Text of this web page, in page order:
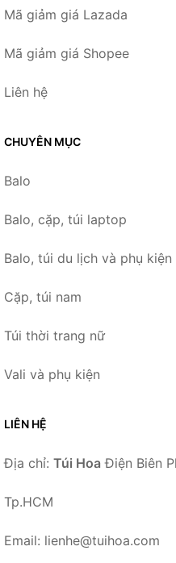
Mã giảm giá Lazada
Mã giảm giá Shopee
Liên hệ
CHUYÊN MỤC
Balo
Balo, cặp, túi laptop
Balo, túi du lịch và phụ kiện
Cặp, túi nam
Túi thời trang nữ
Vali và phụ kiện
LIÊN HỆ
Địa chỉ: Túi Hoa Điện Biên
Tp.HCM
Email: lienhe@tuihoa.com